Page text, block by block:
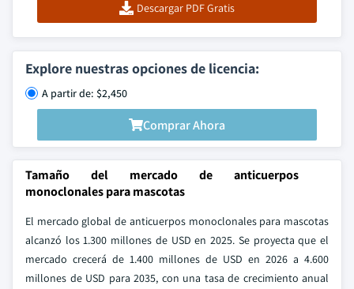
Descargar PDF Gratis
Explore nuestras opciones de licencia:
A partir de: $2,450
Comprar Ahora
Tamaño del mercado de anticuerpos
monoclonales para mascotas
El mercado global de anticuerpos monoclonales para mascotas
alcanzó los 1.300 millones de USD en 2025. Se proyecta que el
mercado crecerá de 1.400 millones de USD en 2026 a 4.600
millones de USD para 2035, con una tasa de crecimiento anual